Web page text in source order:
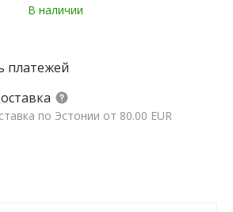
В наличии
платежей
по Эстонии от 80.00 EUR